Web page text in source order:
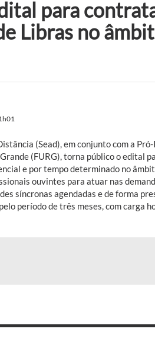
para
Libras no
(Sead), em conjunto com a
(FURG), torna público o edital
e por tempo determinado no
ouvintes para atuar nas
síncronas agendadas e de forma
período de três meses, com carga